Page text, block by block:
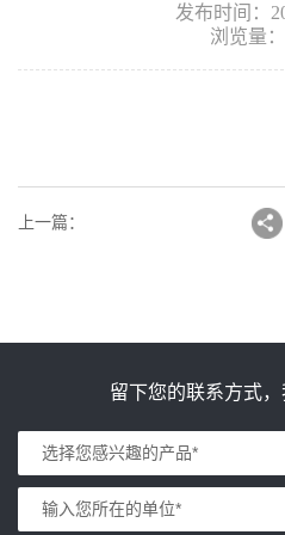
发布时间：
浏览量
上一篇 ：
留下您的联系方式